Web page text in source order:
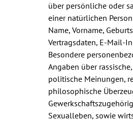
über persönliche oder
einer natürlichen
Name, Vorname,
Vertragsdaten, E-Mail-
Besondere
Angaben über
politische Meinungen,
philosophische
Sexualleben, sowie